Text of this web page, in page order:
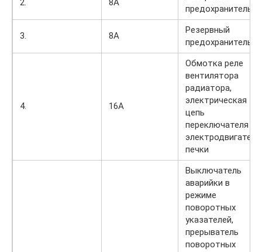
2. 8А
предохранитель
3. 8А
Резервный
предохранитель
4. 16А
Обмотка реле
вентилятора
радиатора,
электрическая
цепь
переключателя и
электродвигателя
печки
Выключатель
аварийки в
режиме
поворотных
указателей,
прерыватель
поворотных